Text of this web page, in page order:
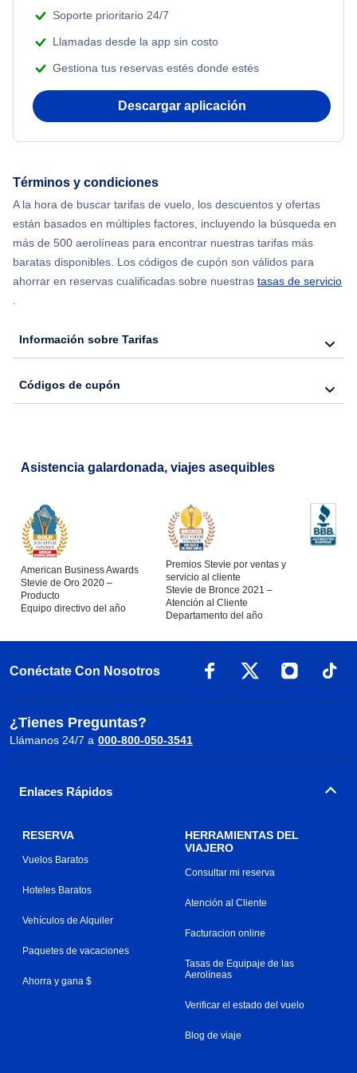
Flights from Nueva York to Mumbai
Flights from Shanghai to Nueva York
Flights from Nueva York to Seúl
Flights from Nueva York to Hong Kong
Adventure Vacations
Soporte prioritario 24/7
Llamadas desde la app sin costo
Gestiona tus reservas estés donde estés
Descargar aplicación
Términos y condiciones
A la hora de buscar tarifas de vuelo, los descuentos y ofertas
están basados en múltiples factores, incluyendo la búsqueda en
más de 500 aerolíneas para encontrar nuestras tarifas más
baratas disponibles. Los códigos de cupón son válidos para
ahorrar en reservas cualificadas sobre nuestras tasas de servicio
.
Información sobre Tarifas
Códigos de cupón
Asistencia galardonada, viajes asequibles
American Business Awards
Stevie de Oro 2020 –
Producto
Equipo directivo del año
Premios Stevie por ventas y
servicio al cliente
Stevie de Bronce 2021 –
Atención al Cliente
Departamento del año
Conéctate Con Nosotros
¿Tienes Preguntas?
Llámanos 24/7 a 000-800-050-3541
Enlaces Rápidos
RESERVA
Vuelos Baratos
Hoteles Baratos
Vehículos de Alquiler
Paquetes de vacaciones
Ahorra y gana $
HERRAMIENTAS DEL
VIAJERO
Consultar mi reserva
Atención al Cliente
Facturacion online
Tasas de Equipaje de las
Aerolíneas
Verificar el estado del vuelo
Blog de viaje